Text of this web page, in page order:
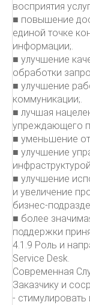
восприятия
■ повышение
единой точке
информации;.
■ улучшение
обработки
■ улучшение
коммуникации;.
■ лучшая
упреждающего
■ уменьшение
■ улучшение
■ улучшение
и увеличение
бизнес-
■ более
поддержки
4.1.9 Роль и
Service Desk.
Современная
Заказчику и
-